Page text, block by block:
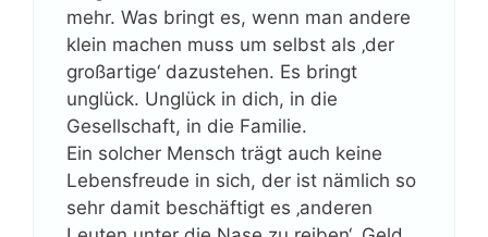
mehr. Was bringt es, wenn man andere
klein machen muss um selbst als ‚der
großartige‘ dazustehen. Es bringt
unglück. Unglück in dich, in die
Gesellschaft, in die Familie.
Ein solcher Mensch trägt auch keine
Lebensfreude in sich, der ist nämlich so
sehr damit beschäftigt es ‚anderen